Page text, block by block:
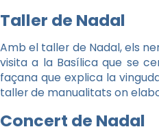
Taller de Nadal
Amb el taller de Nadal, els
visita a la Basílica que se
façana que explica la
taller de manualitats on
Concert de Nadal